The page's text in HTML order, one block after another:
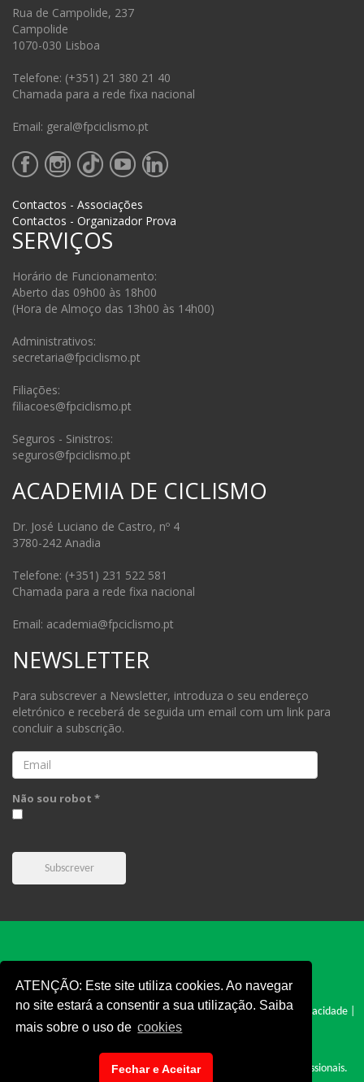
ATENÇÃO: Este site utiliza cookies. Ao navegar
no site estará a consentir a sua utilização. Saiba
mais sobre o uso de cookies
Fechar e Aceitar
Rua de Campolide, 237
Campolide
1070-030 Lisboa
Telefone: (+351) 21 380 21 40
Chamada para a rede fixa nacional
Email: geral@fpciclismo.pt
Contactos - Associações
Contactos - Organizador Prova
SERVIÇOS
Horário de Funcionamento:
Aberto das 09h00 às 18h00
(Hora de Almoço das 13h00 às 14h00)
Administrativos:
secretaria@fpciclismo.pt
Filiações:
filiacoes@fpciclismo.pt
Seguros - Sinistros:
seguros@fpciclismo.pt
ACADEMIA DE CICLISMO
Dr. José Luciano de Castro, nº 4
3780-242 Anadia
Telefone: (+351) 231 522 581
Chamada para a rede fixa nacional
Email: academia@fpciclismo.pt
NEWSLETTER
Para subscrever a Newsletter, introduza o seu endereço
eletrónico e receberá de seguida um email com um link para
concluir a subscrição.
Email
Não sou robot *
Subscrever
FPC © 2019 - Todos os direitos reservados |Cookies|Politica e Privacidade
Termos e Condições|Denúncia
Site desenvolvido por: Cyclopnet - Desenvolvimento de Sites Profissionais.